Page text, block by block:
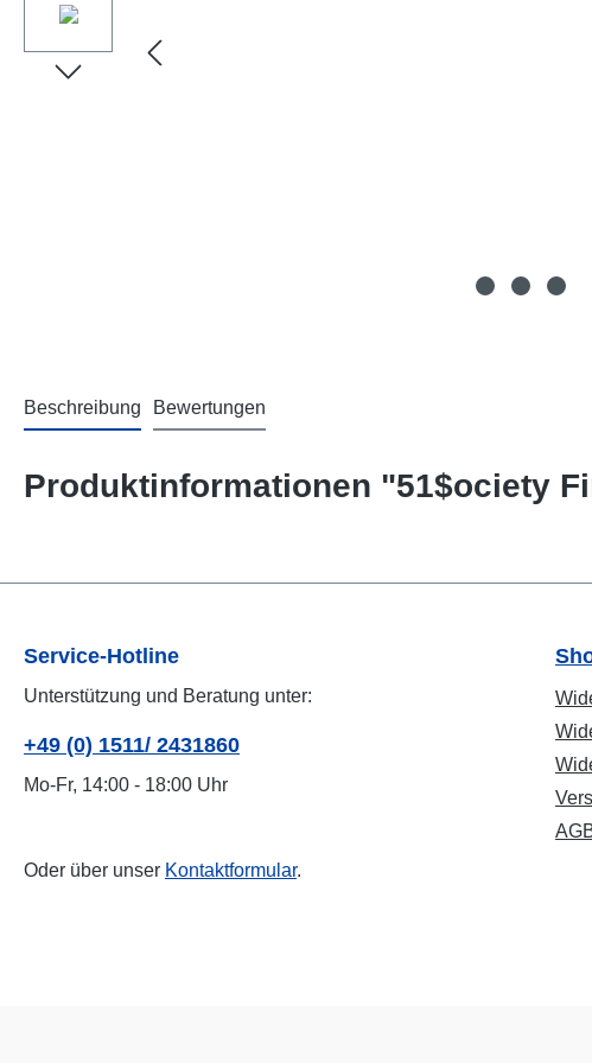
Beschreibung Bewertungen
Produktinformationen "51$ociety
Service-Hotline
Unterstützung und Beratung unter:
+49 (0) 1511/ 2431860
Mo-Fr, 14:00 - 18:00 Uhr
Oder über unser Kontaktformular.